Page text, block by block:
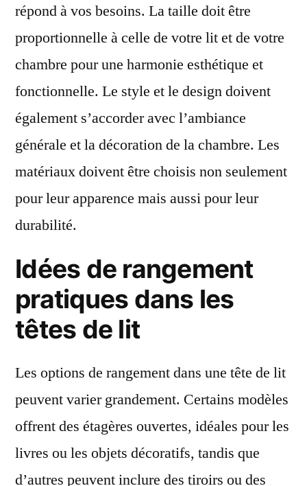
répond à vos besoins. La taille doit être
proportionnelle à celle de votre lit et de votre
chambre pour une harmonie esthétique et
fonctionnelle. Le style et le design doivent
également s’accorder avec l’ambiance
générale et la décoration de la chambre. Les
matériaux doivent être choisis non seulement
pour leur apparence mais aussi pour leur
durabilité.
Idées de rangement
pratiques dans les
têtes de lit
Les options de rangement dans une tête de lit
peuvent varier grandement. Certains modèles
offrent des étagères ouvertes, idéales pour les
livres ou les objets décoratifs, tandis que
d’autres peuvent inclure des tiroirs ou des